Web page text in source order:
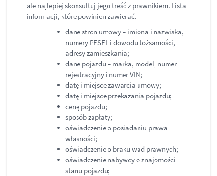
ale najlepiej skonsultuj jego treść z prawnikiem. Lista
informacji, które powinien zawierać:
dane stron umowy – imiona i nazwiska,
numery PESEL i dowodu tożsamości,
adresy zamieszkania;
dane pojazdu – marka, model, numer
rejestracyjny i numer VIN;
datę i miejsce zawarcia umowy;
datę i miejsce przekazania pojazdu;
cenę pojazdu;
sposób zapłaty;
oświadczenie o posiadaniu prawa
własności;
oświadczenie o braku wad prawnych;
oświadczenie nabywcy o znajomości
stanu pojazdu;